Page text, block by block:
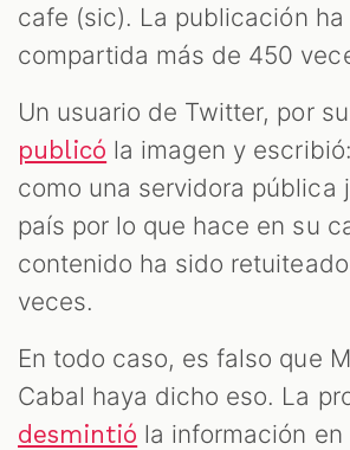
cafe (sic). La publicación ha
compartida más de 450
Un usuario de Twitter, por
publicó la imagen y
como una servidora pública
país por lo que hace en su
contenido ha sido
veces.
En todo caso, es falso que
Cabal haya dicho eso. La
desmintió la información